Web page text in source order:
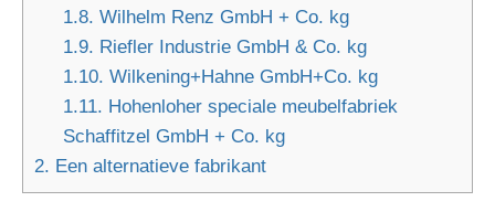
1.8. Wilhelm Renz GmbH + Co. kg
1.9. Riefler Industrie GmbH & Co. kg
1.10. Wilkening+Hahne GmbH+Co. kg
1.11. Hohenloher speciale meubelfabriek
Schaffitzel GmbH + Co. kg
2. Een alternatieve fabrikant